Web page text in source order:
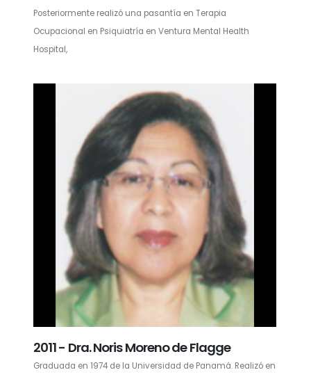
Posteriormente realizó una pasantía en Terapia
Ocupacional en Psiquiatría en Ventura Mental Health
Hospital,
2011 - Dra. Noris Moreno de Flagge
Graduada en 1974 de la Universidad de Panamá. Realizó en